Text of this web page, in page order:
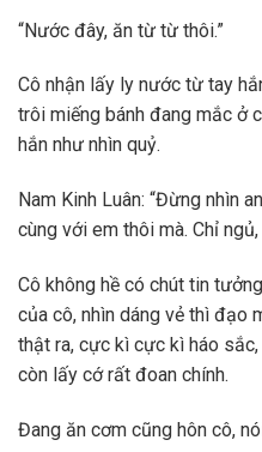
“Nước đây, ăn từ từ thôi.”
Cô nhận lấy ly nước từ tay
trôi miếng bánh đang mắc ở
hắn như nhìn quỷ.
Nam Kinh Luân: “Đừng nhìn
cùng với em thôi mà. Chỉ
Cô không hề có chút tin
của cô, nhìn dáng vẻ thì đạo
thật ra, cực kì cực kì háo
còn lấy cớ rất đoan chính.
Đang ăn cơm cũng hôn cô,